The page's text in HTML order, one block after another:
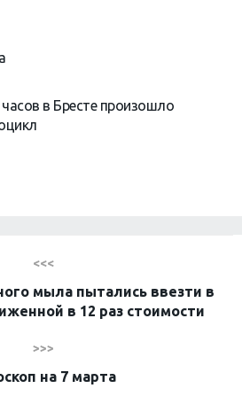
в Бресте произошло
<<<
мыла пытались ввезти в
в 12 раз стоимости
>>>
на 7 марта